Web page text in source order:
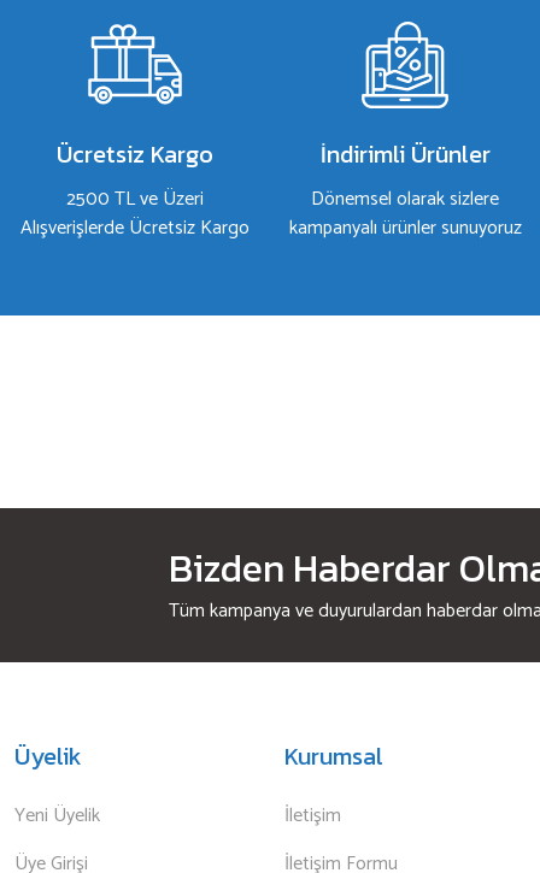
Ürün açıklamasında eksik bilgiler bulunuyor.
Ürün bilgilerinde hatalar bulunuyor.
Ürün fiyatı diğer sitelerden daha pahalı.
Bu ürüne benzer farklı alternatifler olmalı.
Ücretsiz Kargo
2500 TL ve Üzeri
Alışverişlerde Ücretsiz Kargo
İndirimli Ürünler
Dönemsel olarak sizlere
kampanyalı ürünler sunuyoruz
Bizden Haberdar
Tüm kampanya ve duyurulardan haberdar
Üyelik
Yeni Üyelik
Üye Girişi
Kurumsal
İletişim
İletişim Formu